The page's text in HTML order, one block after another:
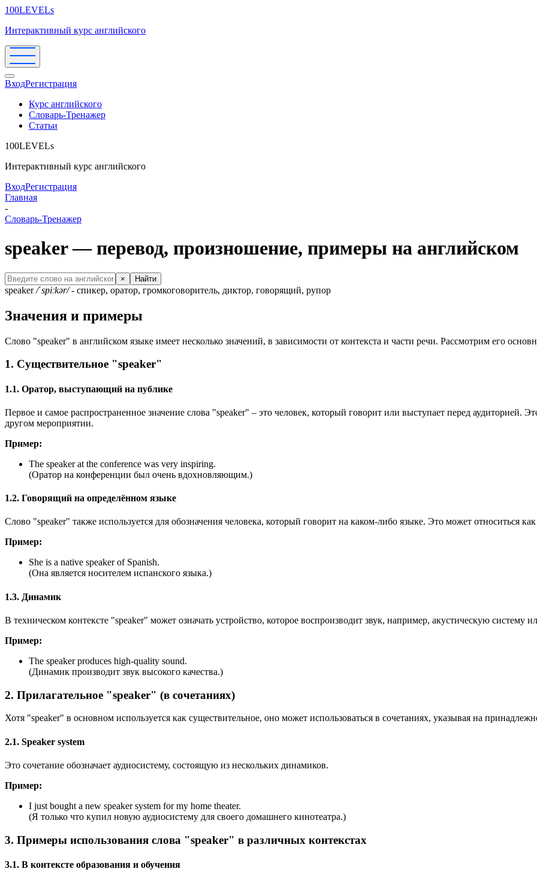
100LEVELs
Интерактивный курс английского
ВходРегистрация
Курс английского
Словарь-Тренажер
Статьи
100LEVELs
Интерактивный курс английского
ВходРегистрация
Главная
-
Словарь-Тренажер
speaker — перевод, произношение, примеры на английском
× Найти
speaker /ˈspiːkər/- спикер, оратор, громкоговоритель, диктор, говорящий, рупор
Значения и примеры
Слово "speaker" в английском языке имеет несколько значений, в зависимости от контекста и части речи. Рассмотрим его
1. Существительное "speaker"
1.1. Оратор, выступающий на публике
Первое и самое распространенное значение слова "speaker" – это человек, который говорит или выступает перед
другом мероприятии.
Пример:
The speaker at the conference was very inspiring.
(Оратор на конференции был очень вдохновляющим.)
1.2. Говорящий на определённом языке
Слово "speaker" также используется для обозначения человека, который говорит на каком-либо языке. Это может относиться
Пример:
She is a native speaker of Spanish.
(Она является носителем испанского языка.)
1.3. Динамик
В техническом контексте "speaker" может означать устройство, которое воспроизводит звук, например, акустическую систему
Пример:
The speaker produces high-quality sound.
(Динамик производит звук высокого качества.)
2. Прилагательное "speaker" (в сочетаниях)
Хотя "speaker" в основном используется как существительное, оно может использоваться в сочетаниях, указывая на
2.1. Speaker system
Это сочетание обозначает аудиосистему, состоящую из нескольких динамиков.
Пример:
I just bought a new speaker system for my home theater.
(Я только что купил новую аудиосистему для своего домашнего кинотеатра.)
3. Примеры использования слова "speaker" в различных контекстах
3.1. В контексте образования и обучения